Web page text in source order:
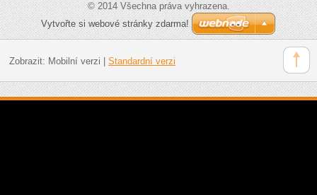
© 2014 Všechna práva vyhrazena.
Vytvořte si webové stránky zdarma!
Zobrazit: Mobilní verzi | Standardní verzi